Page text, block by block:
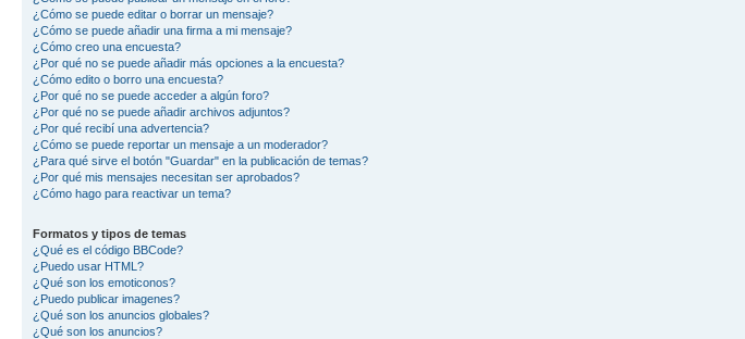
¿Cómo se puede editar o borrar un mensaje?
¿Cómo se puede añadir una firma a mi mensaje?
¿Cómo creo una encuesta?
¿Por qué no se puede añadir más opciones a la encuesta?
¿Cómo edito o borro una encuesta?
¿Por qué no se puede acceder a algún foro?
¿Por qué no se puede añadir archivos adjuntos?
¿Por qué recibí una advertencia?
¿Cómo se puede reportar un mensaje a un moderador?
¿Para qué sirve el botón "Guardar" en la publicación de temas?
¿Por qué mis mensajes necesitan ser aprobados?
¿Cómo hago para reactivar un tema?
Formatos y tipos de temas
¿Qué es el código BBCode?
¿Puedo usar HTML?
¿Qué son los emoticonos?
¿Puedo publicar imagenes?
¿Qué son los anuncios globales?
¿Qué son los anuncios?